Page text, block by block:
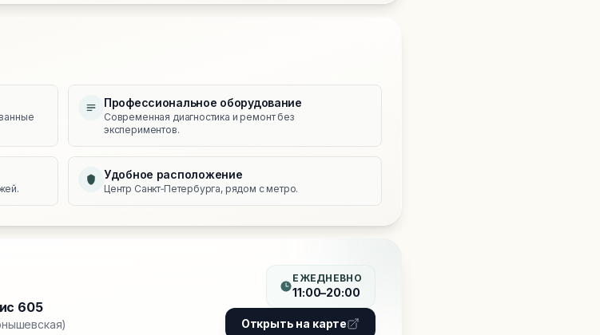
Профессиональное оборудование
Современная диагностика и ремонт без
экспериментов.
Удобное расположение
Центр Санкт‑Петербурга, рядом с метро.
605
ЕЖЕДНЕВНО
11:00–20:00
Открыть на карте